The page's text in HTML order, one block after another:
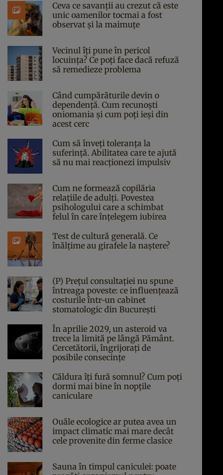
Ceva ce savanții au crezut că este
unic oamenilor tocmai a fost
observat și la maimuțe
Vecinul îți pune în pericol
locuința? Ce poți face dacă refuză
să remedieze problema
Când cumpărăturile devin o
dependență. Cum recunoști
oniomania și cum poți ieși din
acest cerc
Cum să înveți toleranța la
suferință. Abilitatea care te ajută
să nu mai reacționezi impulsiv
Cum ne formează copilăria
relațiile de adulți. Povestea
psihologului care a schimbat
felul în care înțelegem iubirea
Test de cultură generală. Ce
înălțime au girafele la naștere?
(P) Prețul consultației nu spune
întreaga poveste: ce influențează
costurile într-un cabinet
stomatologic din București
În aprilie 2029, un asteroid va
trece la limită pe lângă Pământ.
Cercetătorii, îngrijorați de
posibile consecințe
Căldura îți fură somnul? Cum poți
dormi mai bine în nopțile
caniculare
Ouăle ecologice ar putea avea un
impact climatic mai mare decât
cele provenite din ferme clasice
Sauna în timpul caniculei: poate